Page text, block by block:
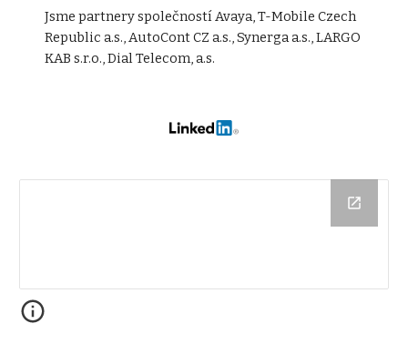
Jsme partnery společností Avaya, T-Mobile Czech
Republic a.s., AutoCont CZ a.s., Synerga a.s., LARGO
KAB s.r.o., Dial Telecom, a.s.